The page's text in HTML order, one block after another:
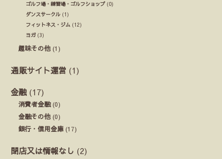
ゴルフ場・練習場・ゴルフショップ(0)
ダンスサークル (1)
フィットネス・ジム (12)
ヨガ (3)
趣味その他 (1)
通販サイト運営 (1)
金融 (17)
消費者金融(0)
金融その他 (0)
銀行・信用金庫 (17)
閉店又は情報なし (2)